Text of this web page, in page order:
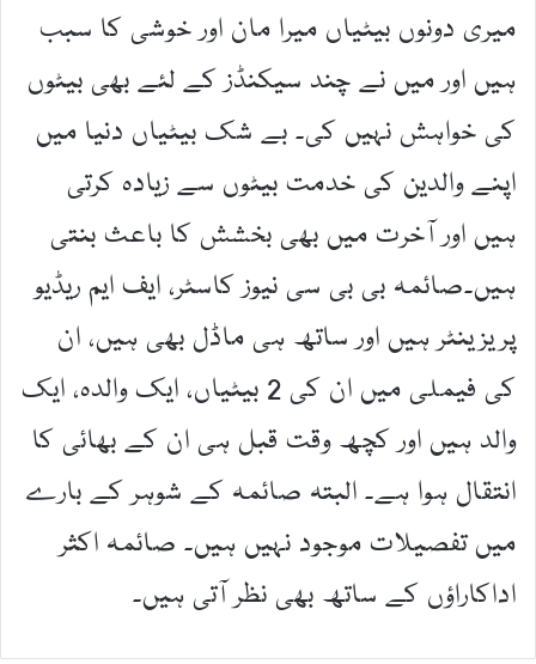
میری دونوں بیٹیاں میرا مان اور خوشی کا سبب
ہیں اور میں نے چند سیکنڈز کے لئے بھی بیٹوں
کی خواہش نہیں کی۔ بے شک بیٹیاں دنیا میں
اپنے والدین کی خدمت بیٹوں سے زیادہ کرتی
ہیں اور آخرت میں بھی بخشش کا باعث بنتی
ہیں۔صائمہ بی بی سی نیوز کاسٹر، ایف ایم ریڈیو
پریزینٹر ہیں اور ساتھ ہی ماڈل بھی ہیں، ان
کی فیملی میں ان کی 2 بیٹیاں، ایک والدہ، ایک
والد ہیں اور کچھ وقت قبل ہی ان کے بھائی کا
انتقال ہوا ہے۔ البتہ صائمہ کے شوہر کے بارے
میں تفصیلات موجود نہیں ہیں۔ صائمہ اکثر
اداکاراؤں کے ساتھ بھی نظر آتی ہیں۔